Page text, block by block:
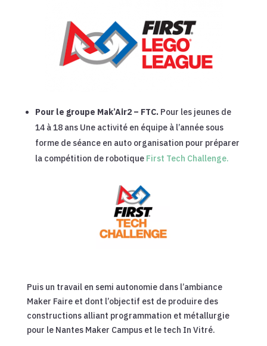
Pour le groupe Mak’Air2 – FTC.Pour les jeunes de
14 à 18 ans Une activité en équipe à l’année sous
forme de séance en auto organisation pour préparer
la compétition de robotique First Tech Challenge.
Puis un travail en semi autonomie dans l’ambiance
Maker Faire et dont l’objectif est de produire des
constructions alliant programmation et métallurgie
pour le Nantes Maker Campus et le tech In Vitré.